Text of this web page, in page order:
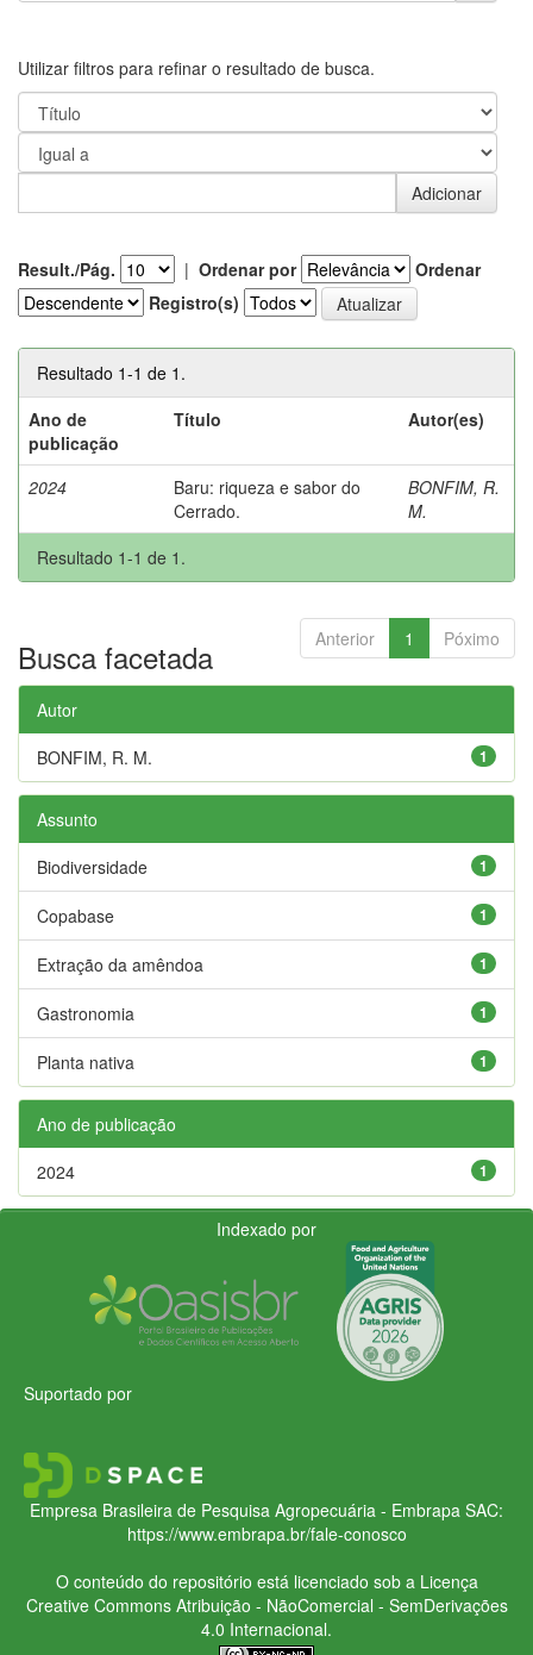
Utilizar filtros para refinar o resultado de busca.
Result./Pág. | Ordenar por
Ordenar
Registro(s)
Resultado 1-1 de 1.
Ano de
publicação
Título Autor(es)
2024
Baru: riqueza e sabor do
Cerrado.
BONFIM, R.
M.
Resultado 1-1 de 1.
Anterior 1 Póximo
Busca facetada
Autor
1
BONFIM, R. M.
Assunto
1
Biodiversidade
1
Copabase
1
Extração da amêndoa
1
Gastronomia
1
Planta nativa
Ano de publicação
1
2024
Indexado por
Suportado por
Empresa Brasileira de Pesquisa Agropecuária - Embrapa SAC:
https://www.embrapa.br/fale-conosco
O conteúdo do repositório está licenciado sob a Licença
Creative CommonsAtribuição - NãoComercial - SemDerivações
4.0 Internacional.